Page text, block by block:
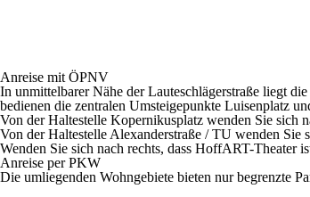
Anreise mit ÖPNV
In unmittelbarer Nähe der Lauteschlägerstraße liegt
bedienen die zentralen Umsteigepunkte Luisenplatz
Von der Haltestelle Kopernikusplatz wenden Sie sich
Von der Haltestelle Alexanderstraße / TU wenden Sie
Wenden Sie sich nach rechts, dass HoffART-Theater
Anreise per PKW
Die umliegenden Wohngebiete bieten nur begrenzte